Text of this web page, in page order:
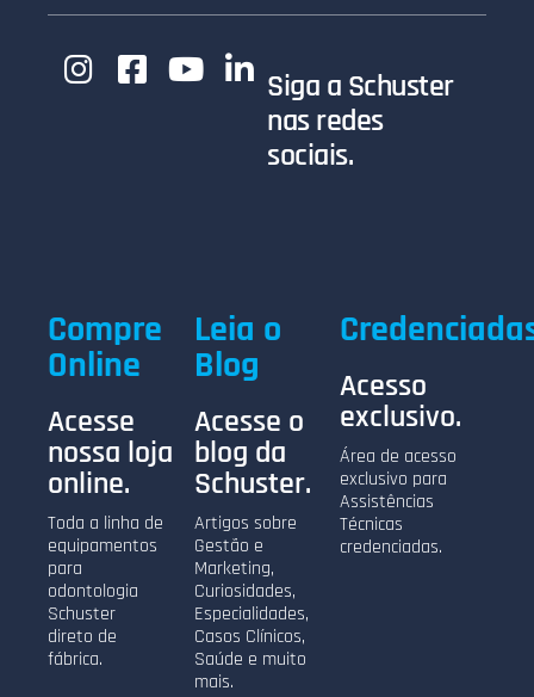
Siga a Schuster
nas redes
sociais.
Compre
Online
Acesse
nossa loja
online.
Toda a linha de
equipamentos
para
odontologia
Schuster
direto de
fábrica.
Leia o
Blog
Acesse o
blog da
Schuster.
Artigos sobre
Gestão e
Marketing,
Curiosidades,
Especialidades,
Casos Clínicos,
Saúde e muito
mais.
Acesso
exclusivo.
Área de acesso
exclusivo para
Assistências
Técnicas
credenciadas.